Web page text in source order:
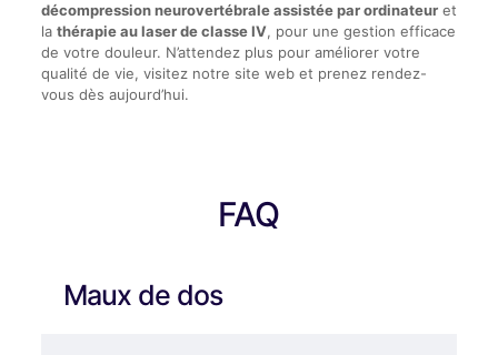
décompression neurovertébrale assistée par ordinateuret
la thérapie au laser de classe IV, pour une gestion efficace
de votre douleur. N’attendez plus pour améliorer votre
qualité de vie, visitez notre site web et prenez rendez-
vous dès aujourd’hui.
FAQ
Maux de dos